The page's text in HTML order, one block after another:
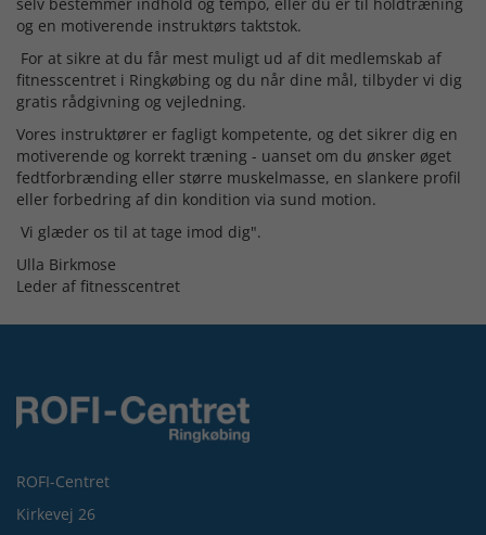
og en motiverende instruktørs taktstok.
For at sikre at du får mest muligt ud af dit medlemskab af
fitnesscentret i Ringkøbing og du når dine mål, tilbyder vi dig
gratis rådgivning og vejledning.
Vores instruktører er fagligt kompetente, og det sikrer dig en
motiverende og korrekt træning - uanset om du ønsker øget
fedtforbrænding eller større muskelmasse, en slankere profil
eller forbedring af din kondition via sund motion.
Vi glæder os til at tage imod dig".
Ulla Birkmose
Leder af fitnesscentret
ROFI-Centret
Kirkevej 26